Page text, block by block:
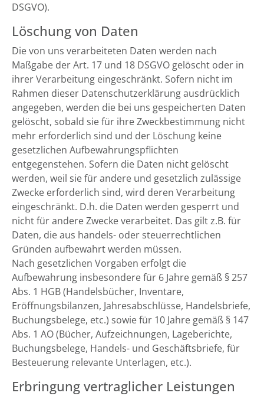
DSGVO).
Löschung von Daten
Die von uns verarbeiteten Daten werden nach
Maßgabe der Art. 17 und 18 DSGVO gelöscht oder in
ihrer Verarbeitung eingeschränkt. Sofern nicht im
Rahmen dieser Datenschutzerklärung ausdrücklich
angegeben, werden die bei uns gespeicherten Daten
gelöscht, sobald sie für ihre Zweckbestimmung nicht
mehr erforderlich sind und der Löschung keine
gesetzlichen Aufbewahrungspflichten
entgegenstehen. Sofern die Daten nicht gelöscht
werden, weil sie für andere und gesetzlich zulässige
Zwecke erforderlich sind, wird deren Verarbeitung
eingeschränkt. D.h. die Daten werden gesperrt und
nicht für andere Zwecke verarbeitet. Das gilt z.B. für
Daten, die aus handels- oder steuerrechtlichen
Gründen aufbewahrt werden müssen.
Nach gesetzlichen Vorgaben erfolgt die
Aufbewahrung insbesondere für 6 Jahre gemäß § 257
Abs. 1 HGB (Handelsbücher, Inventare,
Eröffnungsbilanzen, Jahresabschlüsse, Handelsbriefe,
Buchungsbelege, etc.) sowie für 10 Jahre gemäß § 147
Abs. 1 AO (Bücher, Aufzeichnungen, Lageberichte,
Buchungsbelege, Handels- und Geschäftsbriefe, für
Besteuerung relevante Unterlagen, etc.).
Erbringung vertraglicher Leistungen